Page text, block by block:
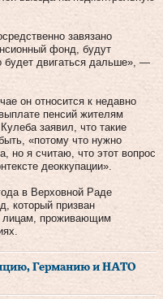
завязано
фонд, будут
двигаться дальше», —
он относится к недавно
пенсий жителям
заявил, что такие
«потому что нужно
но я считаю, что этот вопрос
деоккупации».
в Верховной Раде
который призван
лицам, проживающим
Германию и НАТО